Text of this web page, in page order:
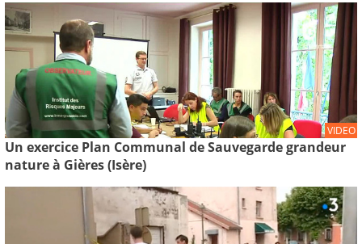
VIDEO
Un exercice Plan Communal de Sauvegarde grandeur
nature à Gières (Isère)